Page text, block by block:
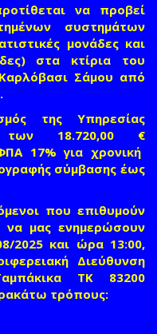
να προβεί
συστημάτων
μονάδες και
στα κτίρια του
Σάμου από
της Υπηρεσίας
των 18.720,00 €
ΦΠΑ 17%για χρονική
σύμβασης έως
που επιθυμούν
να μας ενημερώσουν
2025 και ώρα 13:00,
Διεύθυνση
ΤΚ 83200
τρόπους: